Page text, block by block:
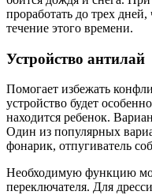
проработать до трех
течение этого времени.
Устройство антилай
Помогает избежать
устройство будет
находится ребенок.
Один из популярных
фонарик, отпугиватель
Необходимую функцию
переключателя. Для